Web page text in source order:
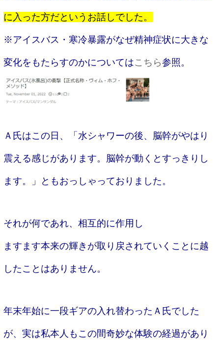
に入った方だというお話しでした。
※アイスバス・寒冷暴露がなぜ精神症状に大きな
変化をもたらすのかについてはこちら参照。
Ａ氏はこの日、「水シャワーの後、脳幹がやはり
震える感じがあります。脳幹が動くとすっきりし
ます。」ともおっしゃっておりました。
それが何であれ、相互的に作用し
ますます本来の輝きが取り戻されていくことに越
したことはありません。
年末年始に一段ギアの入れ替わったＡ氏でした
が、実は私本人もこの間奇妙な体験の経過があり